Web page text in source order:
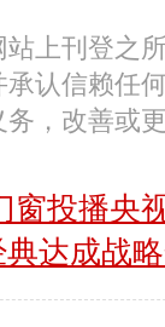
上刊登之
认信赖任
，改善或
窗投播央
达成战